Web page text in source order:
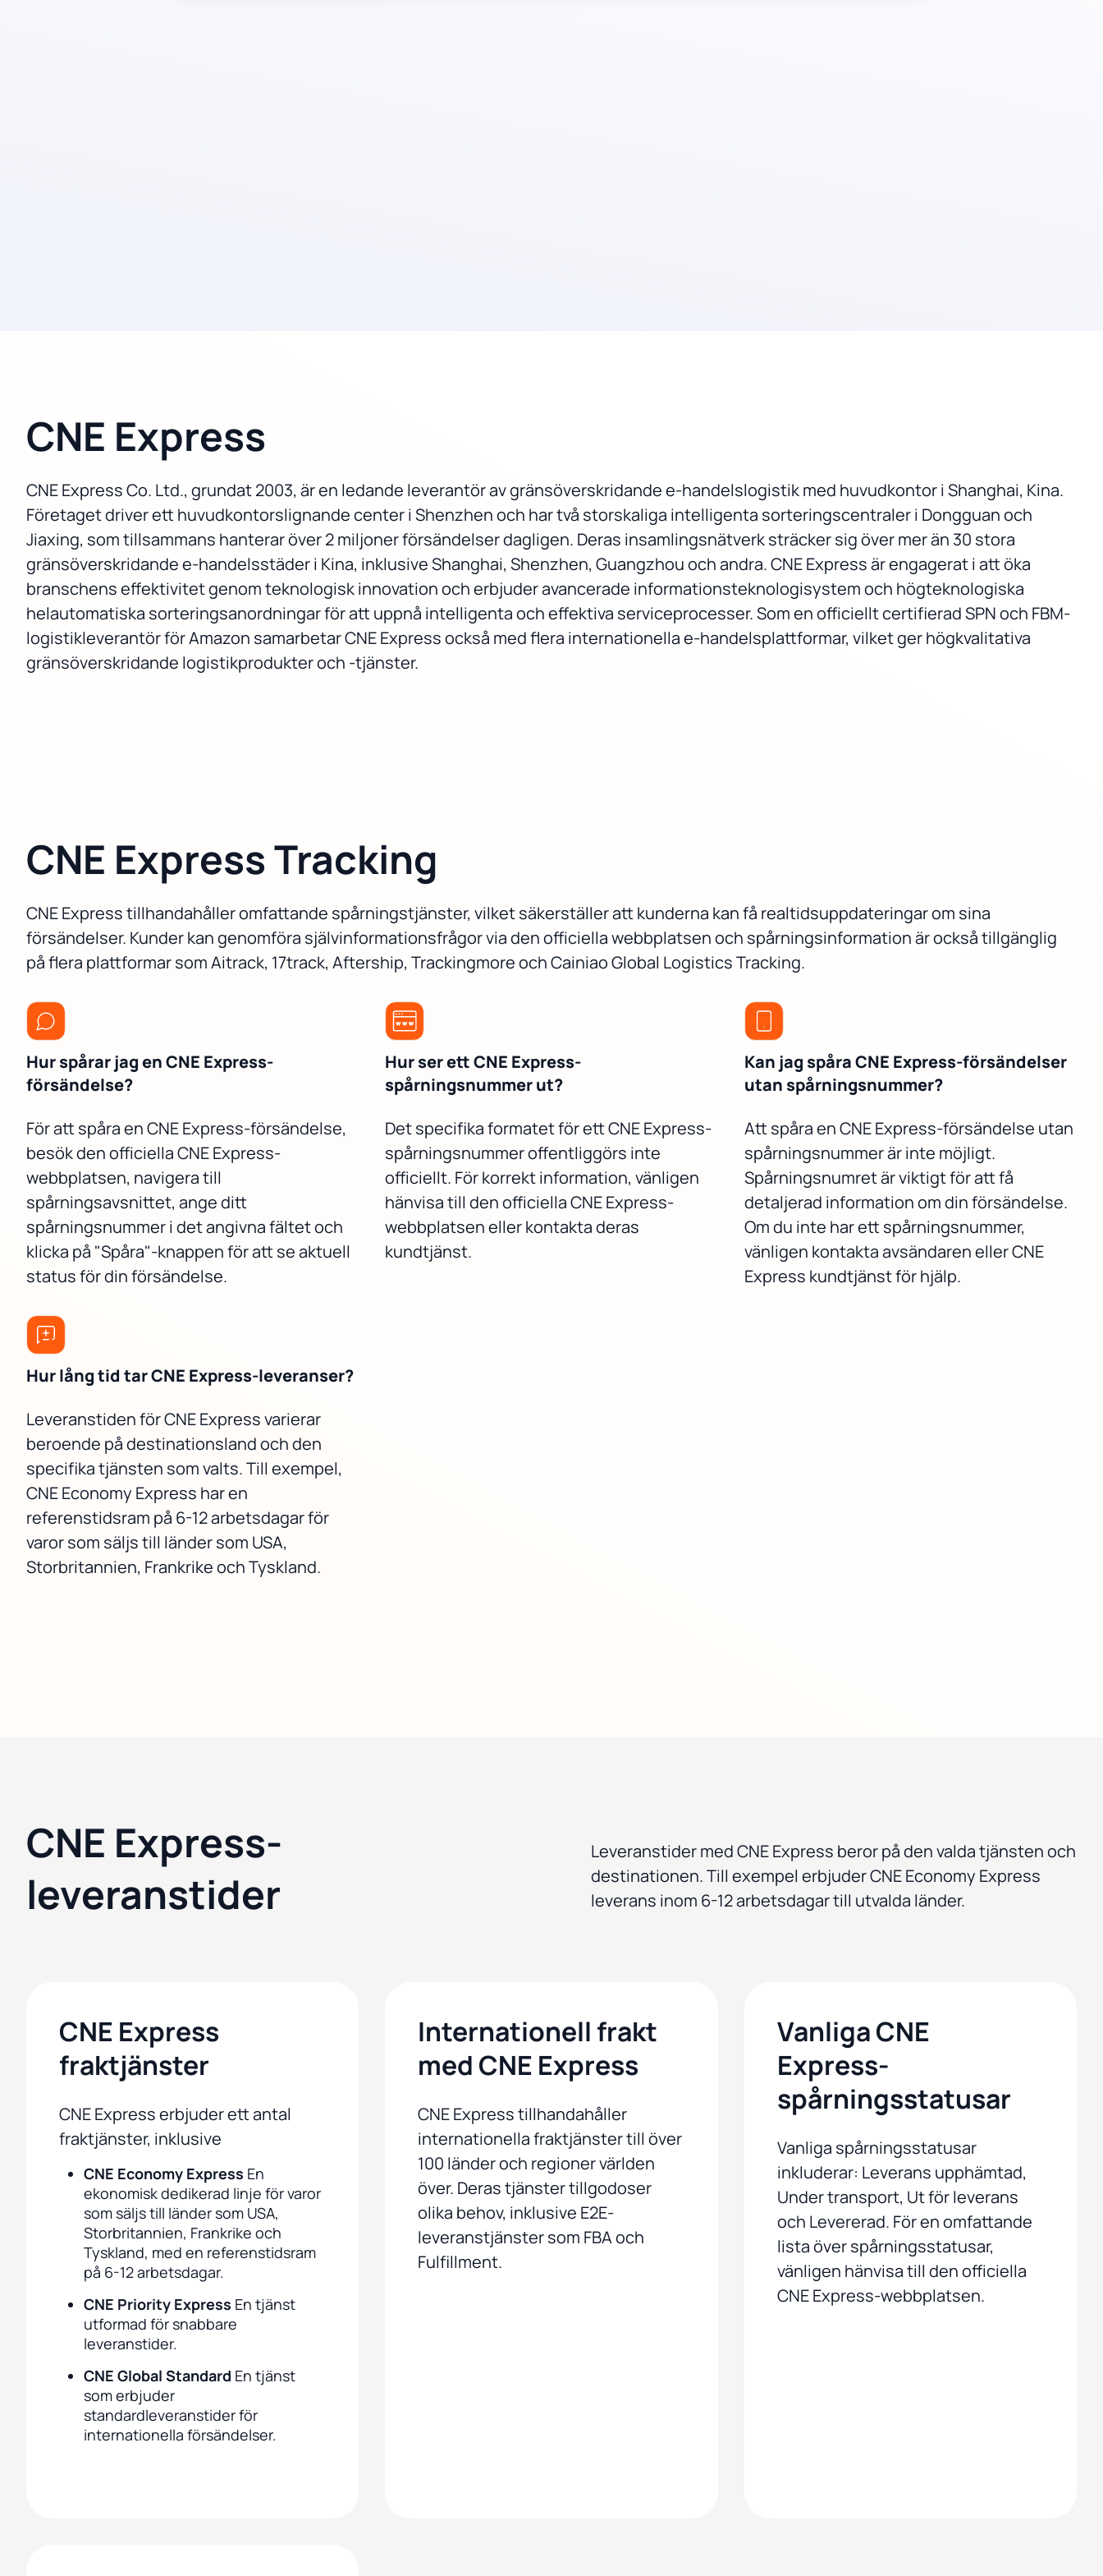
CNE Express
CNE Express Co. Ltd., grundat 2003, är en ledande leverantör av gränsöverskridande e-handelslogistik med huvudkontor i Shanghai, Kina.
Företaget driver ett huvudkontorslignande center i Shenzhen och har två storskaliga intelligenta sorteringscentraler i Dongguan och
Jiaxing, som tillsammans hanterar över 2 miljoner försändelser dagligen. Deras insamlingsnätverk sträcker sig över mer än 30 stora
gränsöverskridande e-handelsstäder i Kina, inklusive Shanghai, Shenzhen, Guangzhou och andra. CNE Express är engagerat i att öka
branschens effektivitet genom teknologisk innovation och erbjuder avancerade informationsteknologisystem och högteknologiska
helautomatiska sorteringsanordningar för att uppnå intelligenta och effektiva serviceprocesser. Som en officiellt certifierad SPN och FBM-
logistikleverantör för Amazon samarbetar CNE Express också med flera internationella e-handelsplattformar, vilket ger högkvalitativa
gränsöverskridande logistikprodukter och -tjänster.
CNE Express Tracking
CNE Express tillhandahåller omfattande spårningstjänster, vilket säkerställer att kunderna kan få realtidsuppdateringar om sina
försändelser. Kunder kan genomföra självinformationsfrågor via den officiella webbplatsen och spårningsinformation är också tillgänglig
på flera plattformar som Aitrack, 17track, Aftership, Trackingmore och Cainiao Global Logistics Tracking.
Hur spårar jag en CNE Express-
försändelse?
För att spåra en CNE Express-försändelse,
besök den officiella CNE Express-
webbplatsen, navigera till
spårningsavsnittet, ange ditt
spårningsnummer i det angivna fältet och
klicka på "Spåra"-knappen för att se aktuell
status för din försändelse.
Hur ser ett CNE Express-
spårningsnummer ut?
Det specifika formatet för ett CNE Express-
spårningsnummer offentliggörs inte
officiellt. För korrekt information, vänligen
hänvisa till den officiella CNE Express-
webbplatsen eller kontakta deras
kundtjänst.
Kan jag spåra CNE Express-försändelser
utan spårningsnummer?
Att spåra en CNE Express-försändelse utan
spårningsnummer är inte möjligt.
Spårningsnumret är viktigt för att få
detaljerad information om din försändelse.
Om du inte har ett spårningsnummer,
vänligen kontakta avsändaren eller CNE
Express kundtjänst för hjälp.
Hur lång tid tar CNE Express-leveranser?
Leveranstiden för CNE Express varierar
beroende på destinationsland och den
specifika tjänsten som valts. Till exempel,
CNE Economy Express har en
referenstidsram på 6-12 arbetsdagar för
varor som säljs till länder som USA,
Storbritannien, Frankrike och Tyskland.
CNE Express-
leveranstider
Leveranstider med CNE Express beror på den valda tjänsten och
destinationen. Till exempel erbjuder CNE Economy Express
leverans inom 6-12 arbetsdagar till utvalda länder.
CNE Express
fraktjänster
CNE Express erbjuder ett antal
fraktjänster, inklusive
CNE Economy Express En
ekonomisk dedikerad linje för varor
som säljs till länder som USA,
Storbritannien, Frankrike och
Tyskland, med en referenstidsram
på 6-12 arbetsdagar.
CNE Priority Express En tjänst
utformad för snabbare
leveranstider.
CNE Global Standard En tjänst
som erbjuder
standardleveranstider för
internationella försändelser.
Internationell frakt
med CNE Express
CNE Express tillhandahåller
internationella fraktjänster till över
100 länder och regioner världen
över. Deras tjänster tillgodoser
olika behov, inklusive E2E-
leveranstjänster som FBA och
Fulfillment.
Vanliga CNE
Express-
spårningsstatusar
Vanliga spårningsstatusar
inkluderar: Leverans upphämtad,
Under transport, Ut för leverans
och Levererad. För en omfattande
lista över spårningsstatusar,
vänligen hänvisa till den officiella
CNE Express-webbplatsen.